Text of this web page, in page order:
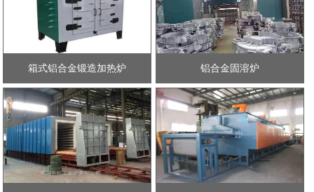
箱式铝合金锻造加热炉 铝合金固溶炉